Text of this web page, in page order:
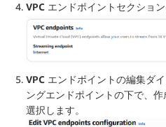
VPC エンドポイントセクション
VPC エンドポイントの編集ダ
ングエンドポイントの下で、作
選択します。